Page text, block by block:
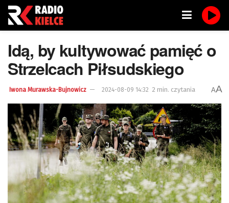
Idą, by kultywować pamięć o
Strzelcach Piłsudskiego
Iwona Murawska-Bujnowicz 2024-08-09 14:32 2 min. czytania AA